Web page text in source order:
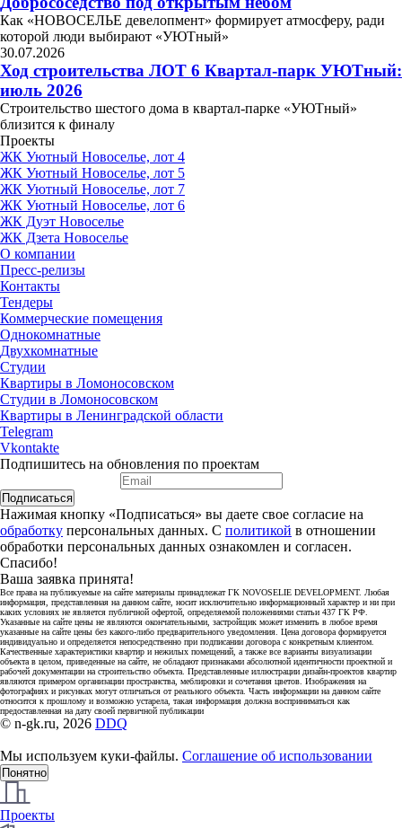
Как «НОВОСЕЛЬЕ девелопмент» формирует атмосферу, ради
которой люди выбирают «УЮТный»
30.07.2026
Ход строительства ЛОТ 6 Квартал-парк УЮТный:
июль 2026
Строительство шестого дома в квартал-парке «УЮТный»
близится к финалу
Проекты
ЖК Уютный Новоселье, лот 4
ЖК Уютный Новоселье, лот 5
ЖК Уютный Новоселье, лот 7
ЖК Уютный Новоселье, лот 6
ЖК Дуэт Новоселье
ЖК Дзета Новоселье
О компании
Пресс-релизы
Контакты
Тендеры
Коммерческие помещения
Однокомнатные
Двухкомнатные
Студии
Квартиры в Ломоносовском
Студии в Ломоносовском
Квартиры в Ленинградской области
Telegram
Vkontakte
Подпишитесь на обновления по проектам
Подписаться
Нажимая кнопку «Подписаться» вы даете свое согласие на
обработку персональных данных. С политикой в отношении
обработки персональных данных ознакомлен и согласен.
Спасибо!
Ваша заявка принята!
Все права на публикуемые на сайте материалы принадлежат ГК NOVOSELIE DEVELOPMENT. Любая
информация, представленная на данном сайте, носит исключительно информационный характер и ни при
каких условиях не является публичной офертой, определяемой положениями статьи 437 ГК РФ.
Указанные на сайте цены не являются окончательными, застройщик может изменить в любое время
указанные на сайте цены без какого-либо предварительного уведомления. Цена договора формируется
индивидуально и определяется непосредственно при подписании договора с конкретным клиентом.
Качественные характеристики квартир и нежилых помещений, а также все варианты визуализации
объекта в целом, приведенные на сайте, не обладают признаками абсолютной идентичности проектной и
рабочей документации на строительство объекта. Представленные иллюстрации дизайн-проектов квартир
являются примером организации пространства, меблировки и сочетания цветов. Изображения на
фотографиях и рисунках могут отличаться от реального объекта. Часть информации на данном сайте
относится к прошлому и возможно устарела, такая информация должна восприниматься как
предоставленная на дату своей первичной публикации
© n-gk.ru, 2026 DDQ
Мы используем куки-файлы. Соглашение об использовании
Понятно
Проекты